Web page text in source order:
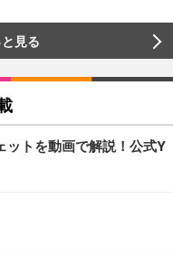
見る
ットを動画で解説！公式Y